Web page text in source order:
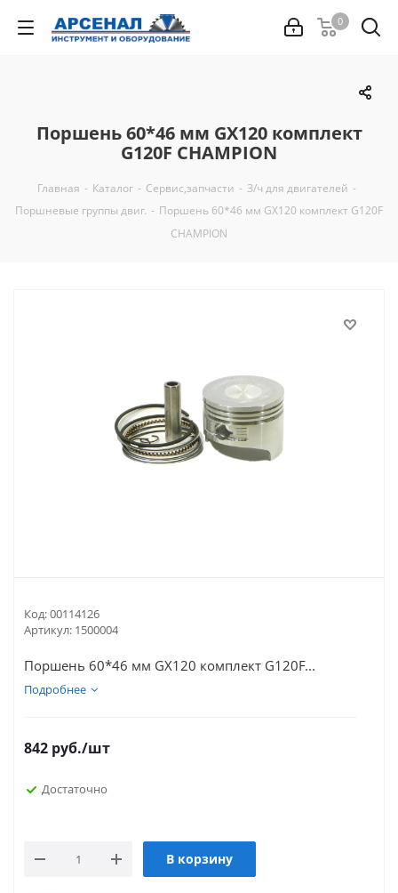
0
Поршень 60*46 мм GX120 комплект
G120F CHAMPION
Главная - Каталог - Сервис,запчасти - З/ч для двигателей -
Поршневые группы двиг. - Поршень 60*46 мм GX120 комплект G120F
CHAMPION
Код:00114126
Артикул: 1500004
Поршень 60*46 мм GX120 комплект G120F...
Подробнее
842 руб./шт
Достаточно
В корзину